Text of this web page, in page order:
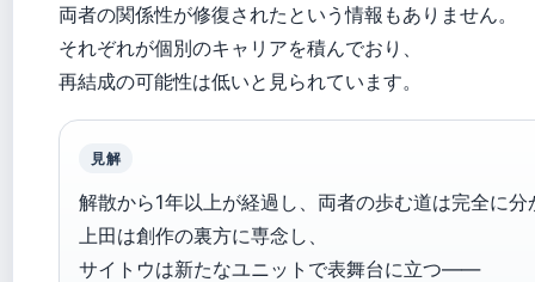
両者の関係性が修復されたという情報もありません。
それぞれが個別のキャリアを積んでおり、
再結成の可能性は低いと見られています。
見解
解散から1年以上が経過し、両者の歩む道は完全に分
上田は創作の裏方に専念し、
サイトウは新たなユニットで表舞台に立つ——